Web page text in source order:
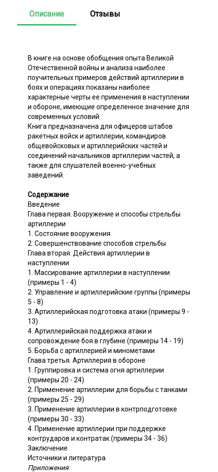
Описание Отзывы
В книге на основе обобщения опыта Великой
Отечественной войны и анализа наиболее
поучительных примеров действий артиллерии в
боях и операциях показаны наиболее
характерные черты ее применения в наступлении
и обороне, имеющие определенное значение для
современных условий.
Книга предназначена для офицеров штабов
ракетных войск и артиллерии, командиров
общевойсковых и артиллерийских частей и
соединений начальников артиллерии частей, а
также для слушателей военно-учебных
заведений.
Содержание
Введение
Глава первая. Вооружение и способы стрельбы
артиллерии
1. Состояние вооружения
2. Совершенствование способов стрельбы
Глава вторая. Действия артиллерии в
наступлении
1. Массирование артиллерии в наступлении
(примеры 1 - 4)
2. Управление и артиллерийские группы (примеры
5 - 8)
3. Артиллерийская подготовка атаки (примеры 9 -
13)
4. Артиллерийская поддержка атаки и
сопровождение боя в глубине (примеры 14 - 19)
5. Борьба с артиллерией и минометами
Глава третья. Артиллерия в обороне
1. Группировка и система огня артиллерии
(примеры 20 - 24)
2. Применение артиллерии для борьбы с танками
(примеры 25 - 29)
3. Применение артиллерии в контрподготовке
(примеры 30 - 33)
4. Применение артиллерии при поддержке
контрударов и контратак (примеры 34 - 36)
Заключение
Источники и литература
Приложения: